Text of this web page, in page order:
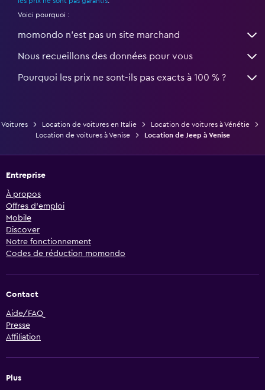
Voici pourquoi :
momondo n'est pas un site marchand
Nous recueillons des données pour vous
Pourquoi les prix ne sont-ils pas exacts à 100 % ?
Voitures Location de voitures en Italie
Location de voitures à Vénétie
Location de voitures à Venise
Location de Jeep à Venise
Entreprise
À propos
Offres d’emploi
Mobile
Discover
Notre fonctionnement
Codes de réduction momondo
Contact
Aide/FAQ
Presse
Affiliation
Plus